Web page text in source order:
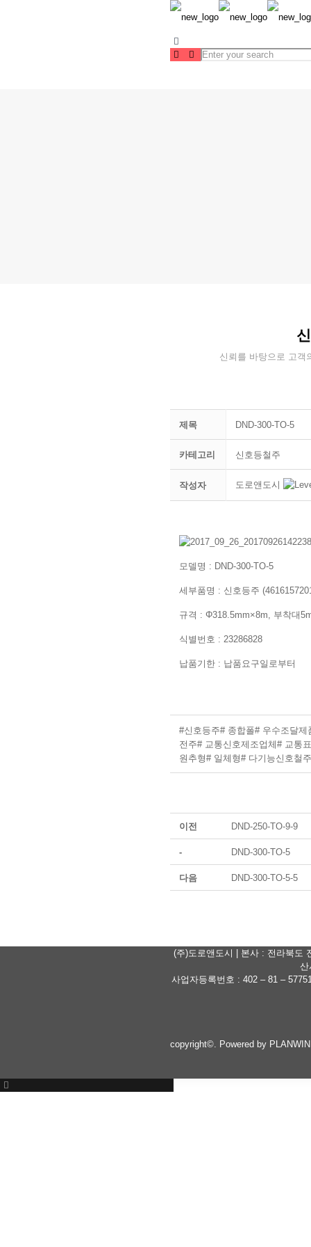
신뢰를 바탕으로 고객
제목 DND-300-TO-5
카테고리 신호등철주
작성자 도로앤도시
모델명 : DND-300-TO-5
세부품명 : 신호등주
규격 : Φ318.5mm×8m, 부착대
​식별번호 : 23286828
납품기한 : 납품요구일로부터
#신호등주# 종합폴# 우수조달제
전주# 교통신호제조업체# 교통
원추형# 일체형# 다기능신호철주
이전 DND-250-TO-9-9
- DND-300-TO-5
다음 DND-300-TO-5-5
(주)도로앤도시 | 본사 : 전라북도
산
사업자등록번호 : 402 – 81 –
copyright©. Powered by